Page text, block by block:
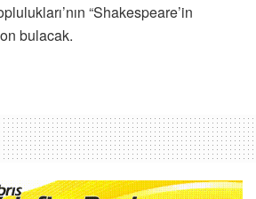
“Shakespeare’in
bulacak.